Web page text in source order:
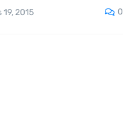
19, 2015 0